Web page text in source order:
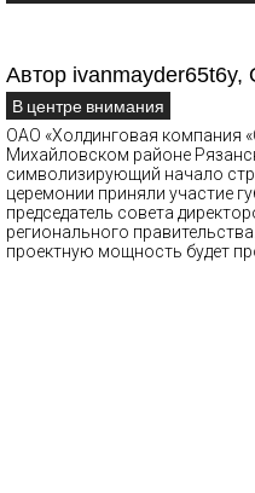
Автор ivanmayder65t6y,
В центре внимания
ОАО «Холдинговая компания
Михайловском районе
символизирующий начало
церемонии приняли участие
председатель совета
регионального
проектную мощность будет